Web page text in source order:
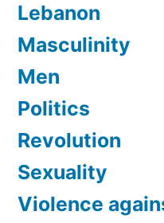
Lebanon
Masculinity
Men
Politics
Revolution
Sexuality
Violence